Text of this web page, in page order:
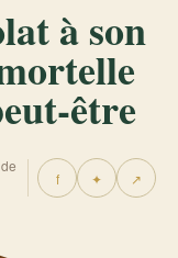
à son
être
f ✦ ↗